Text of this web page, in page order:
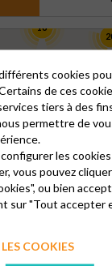
98
16
8
cookies
de ces
tiers à des
permettre de
les
vous pouvez
ou bien
sur "Tout accepter
COOKIES